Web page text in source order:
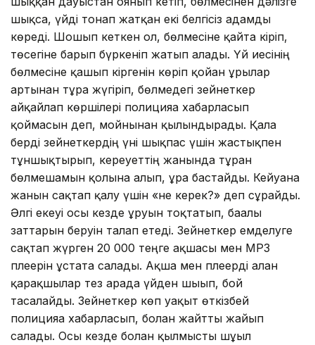
шықса, үйді тонап жатқан екі белгісіз адамды
көреді. Шошып кеткен ол, бөлмесіне қайта кіріп,
төсегіне барып бүркеніп жатып алады. Үй иесінің
бөлмесіне қашып кіргенін көріп қойған ұрылар
артынан тұра жүгіріп, бөлмедегі зейнеткер
айқайлап көршілері полицияға хабарласып
қоймасын деп, мойнынан қылғындырады. Қала
берді зейнеткердің үні шықпас үшін жастықпен
тұншықтырып, кереуеттің жанында тұрған
бөлмешамын қолына алып, ұра бастайды. Кейуана
жанын сақтап қалу үшін «не керек?» деп сұрайды.
Әлгі екеуі осы кезде ұруын тоқтатып, бағалы
заттарын беруін талап етеді. Зейнеткер емделуге
сақтап жүрген 20 000 теңге ақшасы мен МР3
плеерін ұстата салады. Ақша мен плеерді алған
қарақшылар тез арада үйден шығып, бой
тасалайды. Зейнеткер көп уақыт өткізбей
полицияға хабарласып, болған жайтты жайып
салады. Осы кезде болған қылмысты шұғыл